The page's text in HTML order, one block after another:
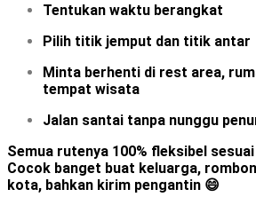
Tentukan waktu berangkat
Pilih titik jemput dan titik antar
Minta berhenti di rest area,
tempat wisata
Jalan santai tanpa nunggu
Semua rutenya 100% fleksibel
Cocok banget buat keluarga,
kota, bahkan kirim pengantin 😄